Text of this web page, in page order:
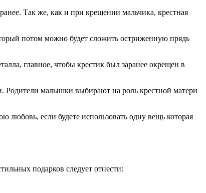
Так же, как и при крещении мальчика, крестная
потом можно будет сложить остриженную прядь
главное, чтобы крестик был заранее окрещен в
Родители малышки выбирают на роль крестной матери
любовь, если будете использовать одну вещь которая
подарков следует отнести: